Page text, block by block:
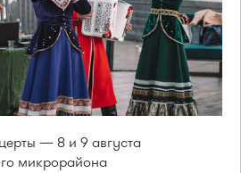
— 8 и 9 августа
микрорайона